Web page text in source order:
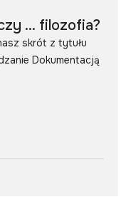
… filozofia?
skrót z tytułu
Dokumentacją